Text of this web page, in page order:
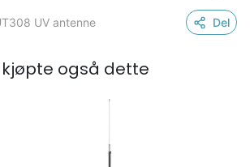
UV antenne Del
også dette